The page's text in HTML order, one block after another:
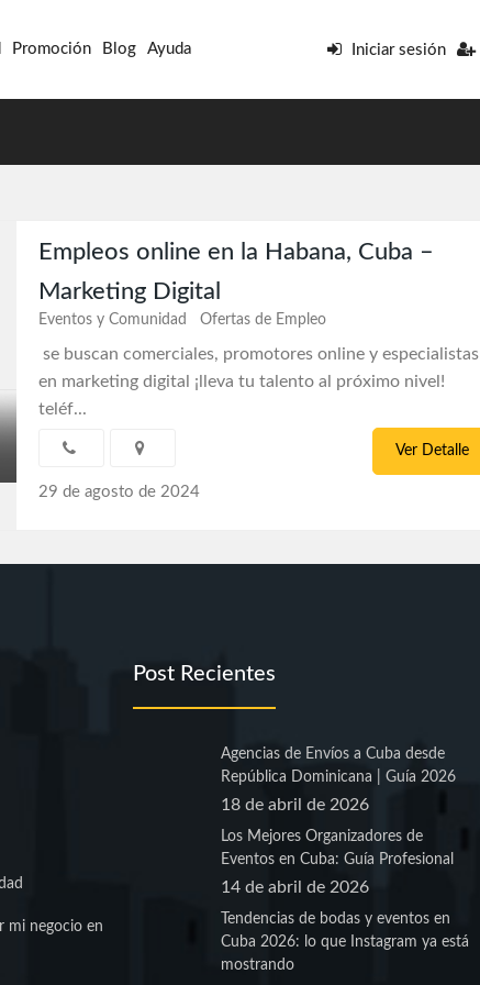
Promoción Blog Ayuda Iniciar sesión
Empleos online en la Habana, Cuba –
Marketing Digital
Eventos y Comunidad Ofertas de Empleo
se buscan comerciales, promotores online y especialistas
en marketing digital ¡lleva tu talento al próximo nivel!
teléf...
29 de agosto de 2024
Ver Detalle
mi negocio en
Post Recientes
Agencias de Envíos a Cuba desde
República Dominicana | Guía 2026
18 de abril de 2026
Los Mejores Organizadores de
Eventos en Cuba: Guía Profesional
14 de abril de 2026
Tendencias de bodas y eventos en
Cuba 2026: lo que Instagram ya está
mostrando